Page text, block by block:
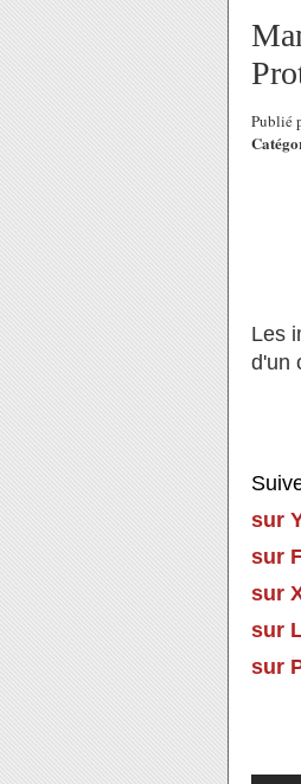
Publié
Les
d'un
sur
sur
sur
sur
sur